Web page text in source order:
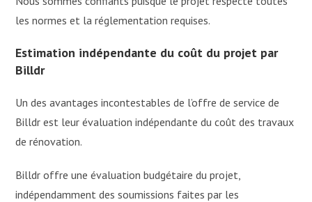
les normes et la réglementation requises.
Estimation indépendante du coût du projet par
Billdr
Un des avantages incontestables de l’offre de service de
Billdr est leur évaluation indépendante du coût des travaux
de rénovation.
Billdr offre une évaluation budgétaire du projet,
indépendamment des soumissions faites par les